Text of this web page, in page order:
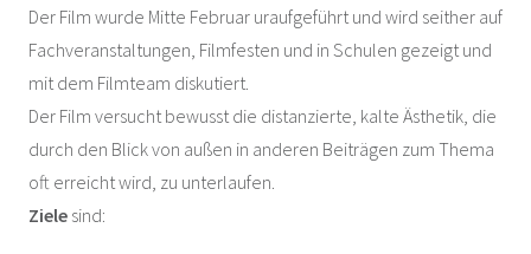
Der Film wurde Mitte Februar uraufgeführt und wird seither auf
Fachveranstaltungen, Filmfesten und in Schulen gezeigt und
mit dem Filmteam diskutiert.
Der Film versucht bewusst die distanzierte, kalte Ästhetik, die
durch den Blick von außen in anderen Beiträgen zum Thema
oft erreicht wird, zu unterlaufen.
Ziele sind: